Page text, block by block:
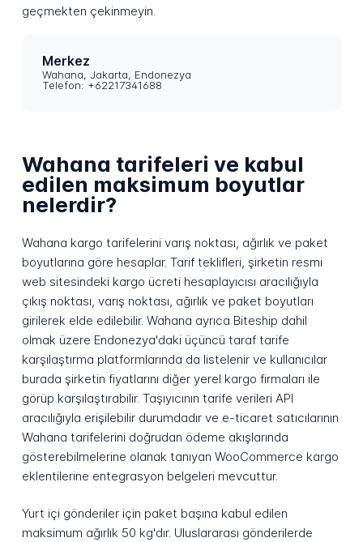
geçmekten çekinmeyin.
Merkez
Wahana, Jakarta, Endonezya
Telefon: +62217341688
Wahana tarifeleri ve kabul
edilen maksimum boyutlar
nelerdir?
Wahana kargo tarifelerini varış noktası, ağırlık ve paket
boyutlarına göre hesaplar. Tarif teklifleri, şirketin resmi
web sitesindeki kargo ücreti hesaplayıcısı aracılığıyla
çıkış noktası, varış noktası, ağırlık ve paket boyutları
girilerek elde edilebilir. Wahana ayrıca Biteship dahil
olmak üzere Endonezya'daki üçüncü taraf tarife
karşılaştırma platformlarında da listelenir ve kullanıcılar
burada şirketin fiyatlarını diğer yerel kargo firmaları ile
görüp karşılaştırabilir. Taşıyıcının tarife verileri API
aracılığıyla erişilebilir durumdadır ve e-ticaret satıcılarının
Wahana tarifelerini doğrudan ödeme akışlarında
gösterebilmelerine olanak tanıyan WooCommerce kargo
eklentilerine entegrasyon belgeleri mevcuttur.
Yurt içi gönderiler için paket başına kabul edilen
maksimum ağırlık 50 kg'dır. Uluslararası gönderilerde